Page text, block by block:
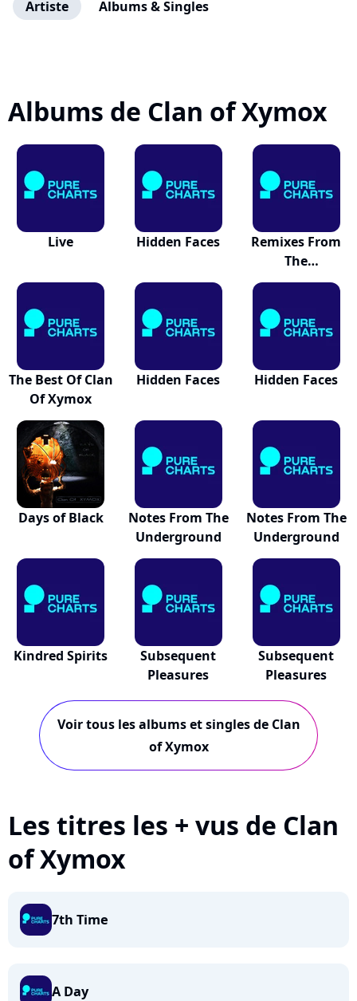
Artiste Albums & Singles
Albums de Clan of Xymox
Live Hidden Faces
Remixes From
The
Underground
The Best Of Clan
Of Xymox
Hidden Faces Hidden Faces
Days of Black
Notes From The
Underground
Notes From The
Underground
Kindred Spirits
Subsequent
Pleasures
Subsequent
Pleasures
Voir tous les albums et singles de Clan
of Xymox
Les titres les + vus de Clan
of Xymox
7th Time
A Day